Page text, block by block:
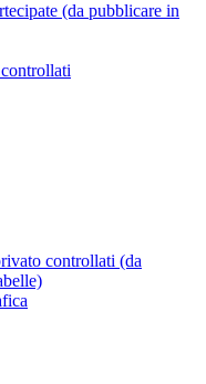
(da pubblicare in
controllati (da